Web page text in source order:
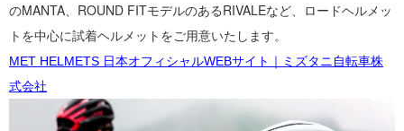
のMANTA、 ROUND FITモデルのあるRIVALEなど、
ロードヘルメッ
トを中心に試着ヘルメットをご用意いたします。
MET HELMETS 日本オフィシャルWEBサイト｜ミズタニ自転車株
式会社